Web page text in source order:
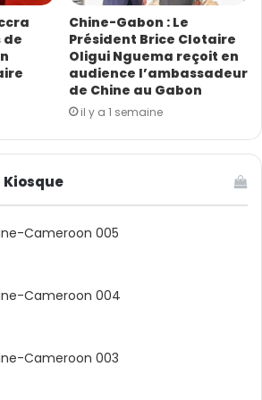
de
Chine-Gabon : Le
Président Brice Clotaire
Oligui Nguema reçoit en
audience l’ambassadeur
de Chine au Gabon
il y a 1 semaine
Cameroon 005
Cameroon 004
Cameroon 003